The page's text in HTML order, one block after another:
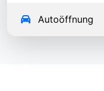
Autoöffnung